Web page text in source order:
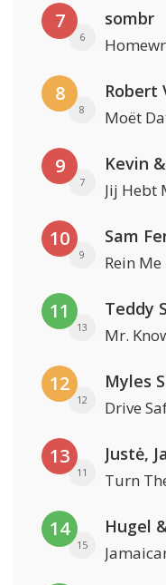
7
6
sombr
8
8
Robert
Moët
9
7
Kevin
Jij Hebt
10
9
Sam
Rein Me
11
13
Teddy
Mr.
12
12
Myles
Drive
13
11
Justė,
Turn
14
15
Hugel